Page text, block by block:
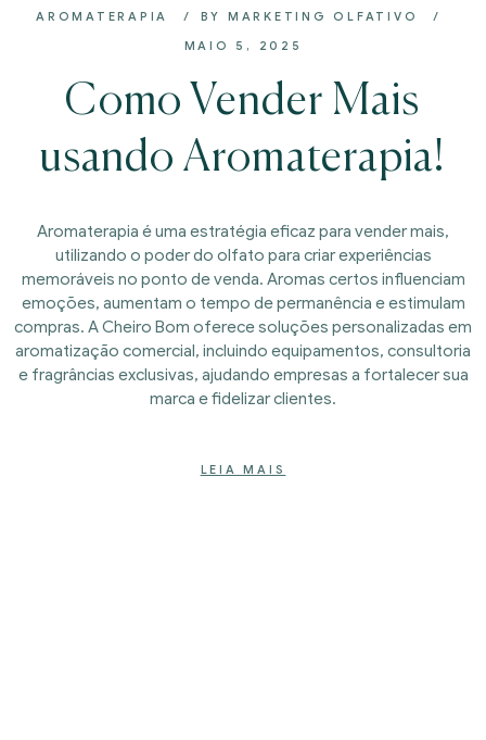
AROMATERAPIA BY MARKETING OLFATIVO
MAIO 5, 2025
Como Vender Mais
usando Aromaterapia!
Aromaterapia é uma estratégia eficaz para vender mais,
utilizando o poder do olfato para criar experiências
memoráveis no ponto de venda. Aromas certos influenciam
emoções, aumentam o tempo de permanência e estimulam
compras. A Cheiro Bom oferece soluções personalizadas em
aromatização comercial, incluindo equipamentos, consultoria
e fragrâncias exclusivas, ajudando empresas a fortalecer sua
marca e fidelizar clientes.
LEIA MAIS